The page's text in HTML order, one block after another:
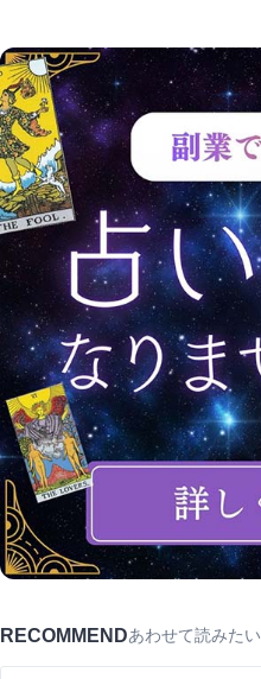
RECOMMENDあわせて読みたい